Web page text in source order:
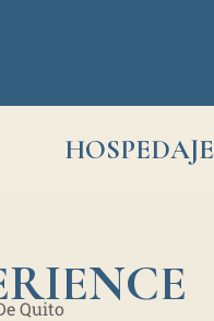
HOSPEDAJE
Quito